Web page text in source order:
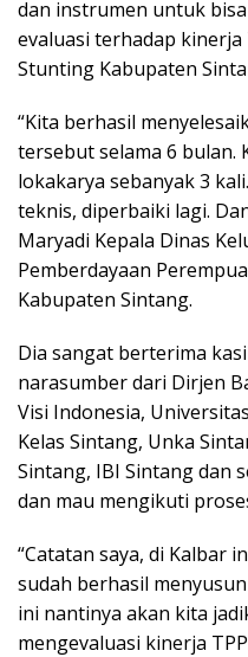
dan instrumen untuk
evaluasi terhadap
Stunting Kabupaten
“Kita berhasil
tersebut selama 6 bulan.
lokakarya sebanyak 3
teknis, diperbaiki lagi.
Maryadi Kepala Dinas
Pemberdayaan
Kabupaten Sintang.
Dia sangat berterima
narasumber dari Dirjen
Visi Indonesia,
Kelas Sintang, Unka
Sintang, IBI Sintang dan
dan mau mengikuti
“Catatan saya, di Kalbar
sudah berhasil
ini nantinya akan kita
mengevaluasi kinerja